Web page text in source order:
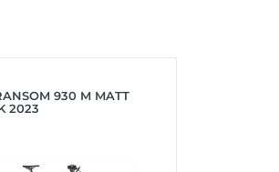
930 M MATT
2023